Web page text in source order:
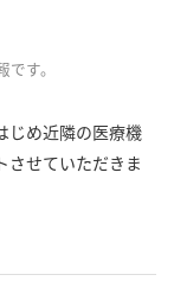
す。
じめ近隣の医療機
させていただきま